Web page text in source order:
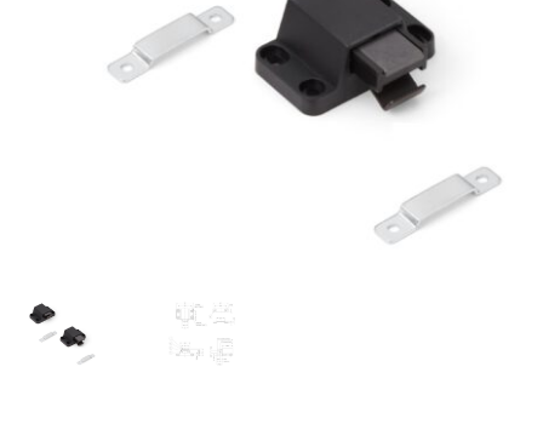
CONDITIONS GÉNÉRALES DE VENTE
Transport maritime